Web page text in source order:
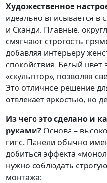
Художественное
идеально вписывается в
и Сканди. Плавные,
смягчают строгость
добавляя интерьеру
спокойствия. Белый цвет
«скульптор», позволяя
Это отличное решение
отвлекает яркостью, но
Из чего это сделано и
руками? Основа –
гипс. Панели обычно
добиться эффекта
нужно соблюдать
монтажа: